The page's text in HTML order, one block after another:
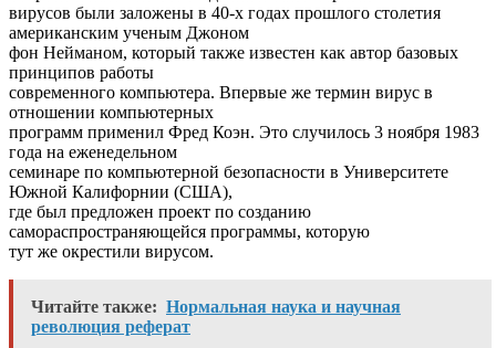
вирусов были заложены в 40-х годах прошлого столетия
американским ученым Джоном
фон Нейманом, который также известен как автор базовых
принципов работы
современного компьютера. Впервые же термин вирус в
отношении компьютерных
программ применил Фред Коэн. Это случилось 3 ноября 1983
года на еженедельном
семинаре по компьютерной безопасности в Университете
Южной Калифорнии (США),
где был предложен проект по созданию
самораспространяющейся программы, которую
тут же окрестили вирусом.
Читайте также: Нормальная наука и научная
революция реферат